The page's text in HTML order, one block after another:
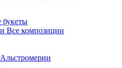
букеты
Все композиции
Альстромерии